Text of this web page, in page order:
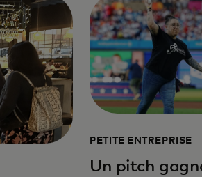
PETITE ENTREPRISE
Un pitch